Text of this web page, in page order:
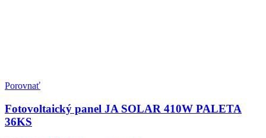
Porovnať
Fotovoltaický panel JA SOLAR 410W PALETA
36KS